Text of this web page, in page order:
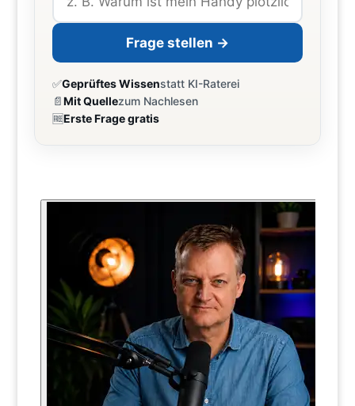
Frage stellen →
✅Geprüftes Wissenstatt KI-Raterei
📄Mit Quellezum Nachlesen
🆓Erste Frage gratis